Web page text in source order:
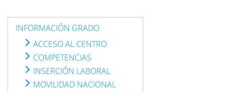
INFORMACIÓN GRADO
ACCESO AL CENTRO
COMPETENCIAS
INSERCIÓN LABORAL
MOVILIDAD NACIONAL